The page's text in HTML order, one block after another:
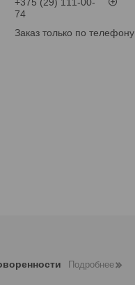
74
Заказ только по телефону
Подробнее